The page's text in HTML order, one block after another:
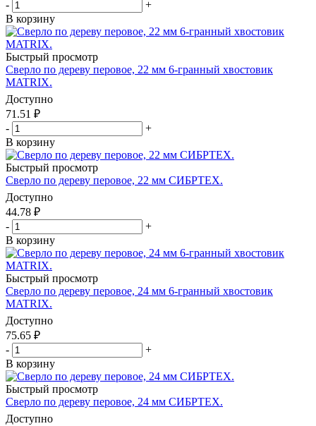
-
+
В корзину
Быстрый просмотр
Сверло по дереву перовое, 22 мм 6-гранный хвостовик
MATRIX.
Доступно
71.51 ₽
-
+
В корзину
Быстрый просмотр
Сверло по дереву перовое, 22 мм СИБРТЕХ.
Доступно
44.78 ₽
-
+
В корзину
Быстрый просмотр
Сверло по дереву перовое, 24 мм 6-гранный хвостовик
MATRIX.
Доступно
75.65 ₽
-
+
В корзину
Быстрый просмотр
Сверло по дереву перовое, 24 мм СИБРТЕХ.
Доступно